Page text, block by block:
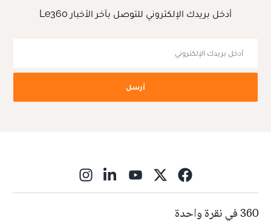
أدخل بريدك الإلكتروني للتوصل بآخر الأخبار Le360
أرسل
360 في نقرة واحدة